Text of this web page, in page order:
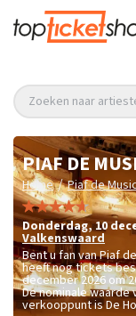
Zoeken naar
PIAF DE
Home / Piaf de
donderdag,10
Valkenswaard
Bent u fan van Piaf
heeft nog tickets
december 2026 om
De nominale
verkooppunt is De